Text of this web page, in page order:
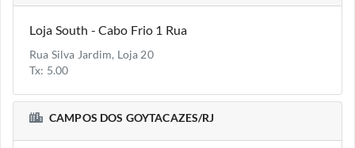
Loja South - Cabo Frio 1 Rua
Rua Silva Jardim, Loja 20
Tx: 5.00
CAMPOS DOS GOYTACAZES/RJ